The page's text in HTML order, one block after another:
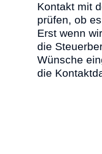
Kontakt mit
prüfen, ob
Erst wenn
die
Wünsche
die